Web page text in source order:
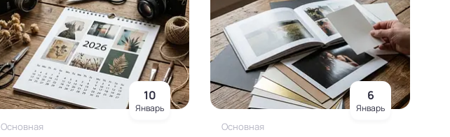
10
Январь
Основная
6
Январь
Основная